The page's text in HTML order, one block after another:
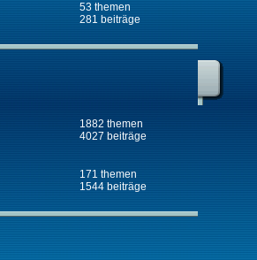
53 themen
281 beiträge
1882 themen
4027 beiträge
171 themen
1544 beiträge